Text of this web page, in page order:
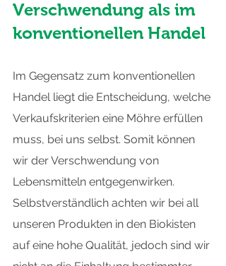
Verschwendung als im
konventionellen Handel
Im Gegensatz zum konventionellen
Handel liegt die Entscheidung, welche
Verkaufskriterien eine Möhre erfüllen
muss, bei uns selbst. Somit können
wir der Verschwendung von
Lebensmitteln entgegenwirken.
Selbstverständlich achten wir bei all
unseren Produkten in den Biokisten
auf eine hohe Qualität, jedoch sind wir